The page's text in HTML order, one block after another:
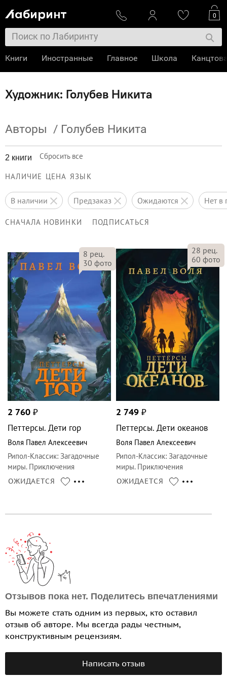
Художник: Голубев Никита
Авторы / Голубев Никита
2 книги Сбросить все
НАЛИЧИЕ ЦЕНА ЯЗЫК
в наличии предзаказ ожидаются нет
СНАЧАЛА НОВИНКИ ПОДПИСАТЬСЯ
8 рец.
30 фото
2 760 ₽
Петтерсы. Дети гор
Воля Павел Алексеевич
Рипол-Классик: Загадочные
миры. Приключения
ОЖИДАЕТСЯ
28 рец.
60 фото
2 749 ₽
Петтерсы. Дети океанов
Воля Павел Алексеевич
Рипол-Классик: Загадочные
миры. Приключения
ОЖИДАЕТСЯ
Отзывов пока нет. Поделитесь впечатлениями
Вы можете стать одним из первых, кто оставил
отзыв об авторе. Мы всегда рады честным,
конструктивным рецензиям.
Написать отзыв
0
Книги Иностранные Главное Школа